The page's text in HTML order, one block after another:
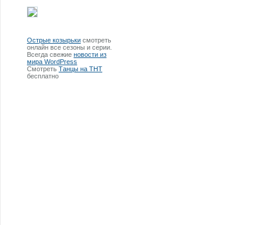
Острые козырьки смотреть
онлайн все сезоны и серии.
Всегда свежие новости из
мира WordPress
Смотреть Танцы на ТНТ
бесплатно